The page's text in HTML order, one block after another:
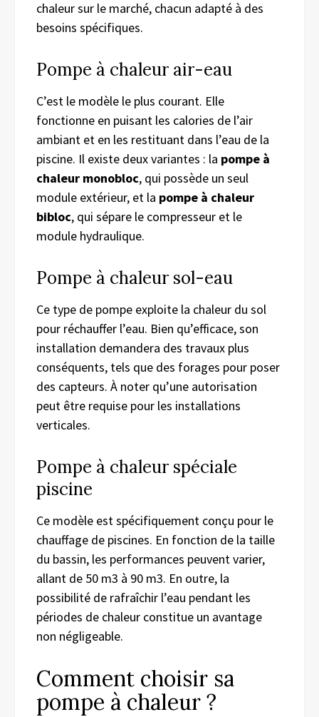
chaleur sur le marché, chacun adapté à des
besoins spécifiques.
Pompe à chaleur air-eau
C’est le modèle le plus courant. Elle
fonctionne en puisant les calories de l’air
ambiant et en les restituant dans l’eau de la
piscine. Il existe deux variantes : la pompe à
chaleur monobloc, qui possède un seul
module extérieur, et la pompe à chaleur
bibloc, qui sépare le compresseur et le
module hydraulique.
Pompe à chaleur sol-eau
Ce type de pompe exploite la chaleur du sol
pour réchauffer l’eau. Bien qu’efficace, son
installation demandera des travaux plus
conséquents, tels que des forages pour poser
des capteurs. À noter qu’une autorisation
peut être requise pour les installations
verticales.
Pompe à chaleur spéciale
piscine
Ce modèle est spécifiquement conçu pour le
chauffage de piscines. En fonction de la taille
du bassin, les performances peuvent varier,
allant de 50 m3 à 90 m3. En outre, la
possibilité de rafraîchir l’eau pendant les
périodes de chaleur constitue un avantage
non négligeable.
Comment choisir sa
pompe à chaleur ?